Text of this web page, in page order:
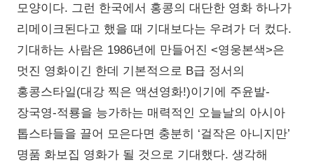
모양이다. 그런 한국에서 홍콩의 대단한 영화 하나가
리메이크된다고 했을 때 기대보다는 우려가 더 컸다.
기대하는 사람은 1986년에 만들어진 <영웅본색>은
멋진 영화이긴 한데 기본적으로 B급 정서의
홍콩스타일(대강 찍은 액션영화!)이기에 주윤발-
장국영-적룡을 능가하는 매력적인 오늘날의 아시아
톱스타들을 끌어 모은다면 충분히 ‘걸작은 아니지만’
명품 화보집 영화가 될 것으로 기대했다. 생각해